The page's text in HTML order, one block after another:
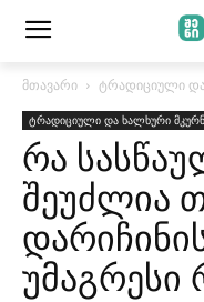
მთავარი ტრადიციული
ტრადიციული და ხალხური
რა
შეუძლია
უმაგრესი